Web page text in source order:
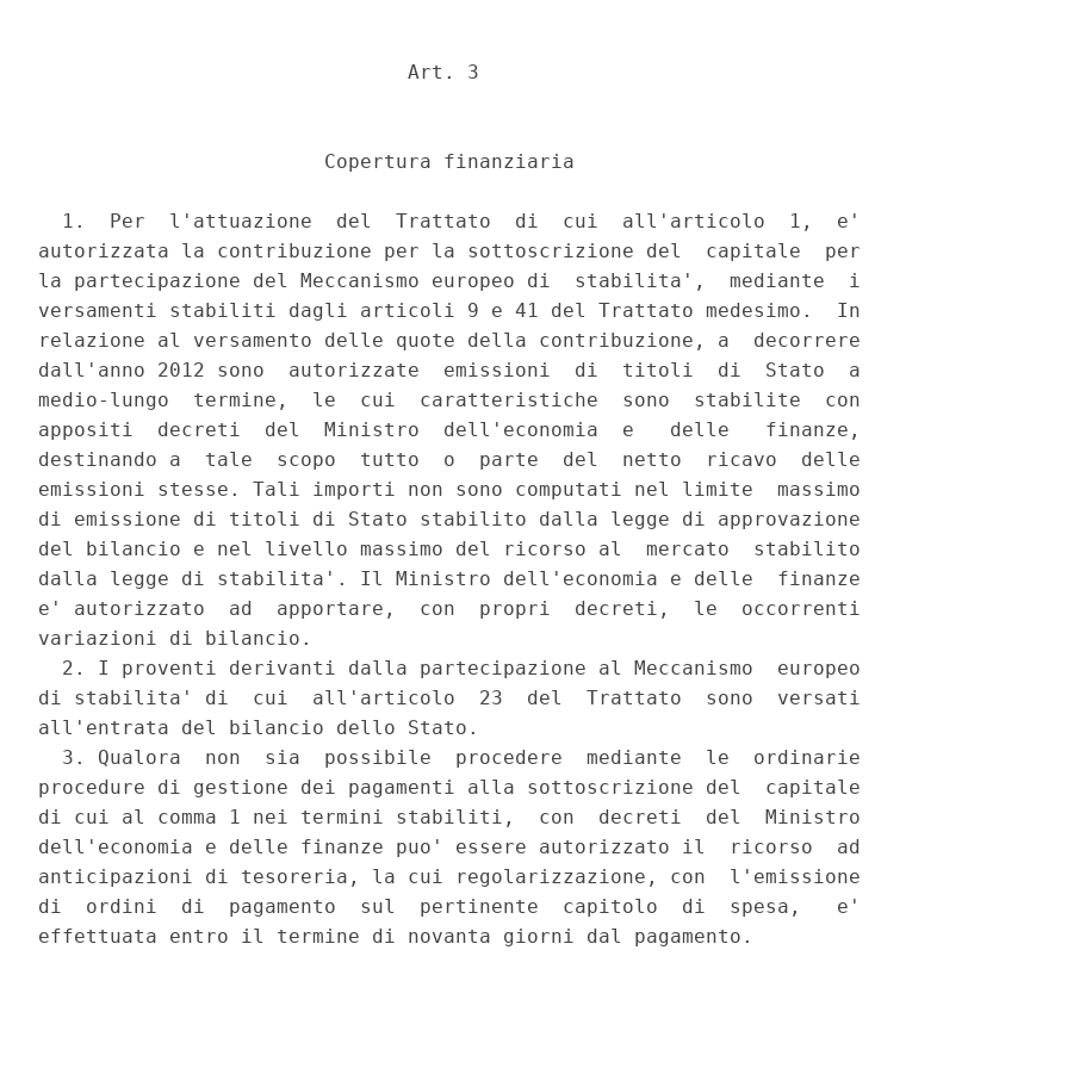
                               Art. 3
                        Copertura finanziaria
  1.  Per  l'attuazione  del  Trattato  di  cui  all'articolo  1,  e'
autorizzata la contribuzione per la sottoscrizione del  capitale  per
la partecipazione del Meccanismo europeo di  stabilita',  mediante  i
versamenti stabiliti dagli articoli 9 e 41 del Trattato medesimo.  In
relazione al versamento delle quote della contribuzione, a  decorrere
dall'anno 2012 sono  autorizzate  emissioni  di  titoli  di  Stato  a
medio-lungo  termine,  le  cui  caratteristiche  sono  stabilite  con
appositi  decreti  del  Ministro  dell'economia  e   delle   finanze,
destinando a  tale  scopo  tutto  o  parte  del  netto  ricavo  delle
emissioni stesse. Tali importi non sono computati nel limite  massimo
di emissione di titoli di Stato stabilito dalla legge di approvazione
del bilancio e nel livello massimo del ricorso al  mercato  stabilito
dalla legge di stabilita'. Il Ministro dell'economia e delle  finanze
e' autorizzato  ad  apportare,  con  propri  decreti,  le  occorrenti
variazioni di bilancio.
  2. I proventi derivanti dalla partecipazione al Meccanismo  europeo
di stabilita' di  cui  all'articolo  23  del  Trattato  sono  versati
all'entrata del bilancio dello Stato.
  3. Qualora  non  sia  possibile  procedere  mediante  le  ordinarie
procedure di gestione dei pagamenti alla sottoscrizione del  capitale
di cui al comma 1 nei termini stabiliti,  con  decreti  del  Ministro
dell'economia e delle finanze puo' essere autorizzato il  ricorso  ad
anticipazioni di tesoreria, la cui regolarizzazione, con  l'emissione
di  ordini  di  pagamento  sul  pertinente  capitolo  di  spesa,   e'